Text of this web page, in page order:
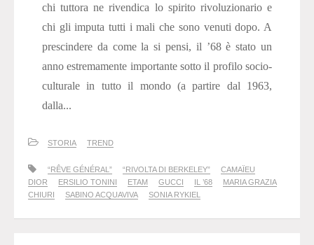
chi tuttora ne rivendica lo spirito rivoluzionario e
chi gli imputa tutti i mali che sono venuti dopo. A
prescindere da come la si pensi, il ’68 è stato un
anno estremamente importante sotto il profilo socio-
culturale in tutto il mondo (a partire dal 1963,
dalla...
STORIA TREND
“RÊVE GÉNÉRAL” “RIVOLTA DI BERKELEY”
CAMAÏEU
DIOR
ERSILIO TONINI ETAM GUCCI IL ’68
MARIA GRAZIA
CHIURI
SABINO ACQUAVIVA SONIA RYKIEL